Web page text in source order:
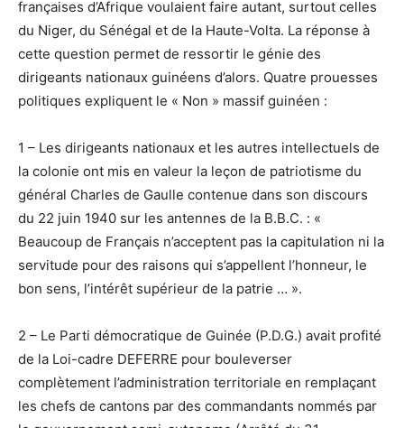
françaises d’Afrique voulaient faire autant, surtout celles
du Niger, du Sénégal et de la Haute-Volta. La réponse à
cette question permet de ressortir le génie des
dirigeants nationaux guinéens d’alors. Quatre prouesses
politiques expliquent le « Non » massif guinéen :
1 – Les dirigeants nationaux et les autres intellectuels de
la colonie ont mis en valeur la leçon de patriotisme du
général Charles de Gaulle contenue dans son discours
du 22 juin 1940 sur les antennes de la B.B.C. : «
Beaucoup de Français n’acceptent pas la capitulation ni la
servitude pour des raisons qui s’appellent l’honneur, le
bon sens, l’intérêt supérieur de la patrie … ».
2 – Le Parti démocratique de Guinée (P.D.G.) avait profité
de la Loi-cadre DEFERRE pour bouleverser
complètement l’administration territoriale en remplaçant
les chefs de cantons par des commandants nommés par